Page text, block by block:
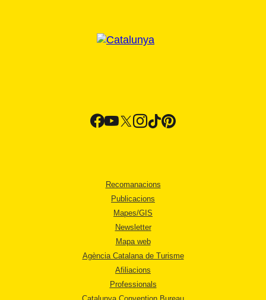
Recomanacions
Publicacions
Mapes/GIS
Newsletter
Mapa web
Agència Catalana de Turisme
Afiliacions
Professionals